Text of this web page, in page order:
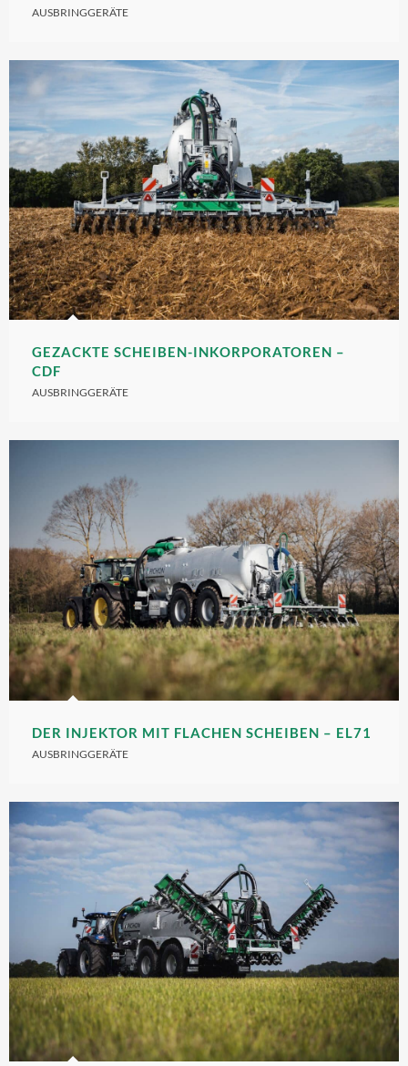
AUSBRINGGERÄTE
GEZACKTE SCHEIBEN-INKORPORATOREN –
CDF
AUSBRINGGERÄTE
DER INJEKTOR MIT FLACHEN SCHEIBEN – EL71
AUSBRINGGERÄTE